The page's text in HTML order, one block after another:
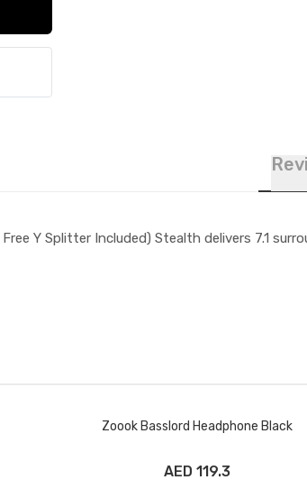
Y Splitter Included) Stealth delivers 7.1
Zoook Basslord Headphone Black
119.3 AED